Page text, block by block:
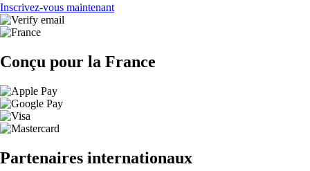
Inscrivez-vous maintenant
Conçu pour la France
Partenaires internationaux